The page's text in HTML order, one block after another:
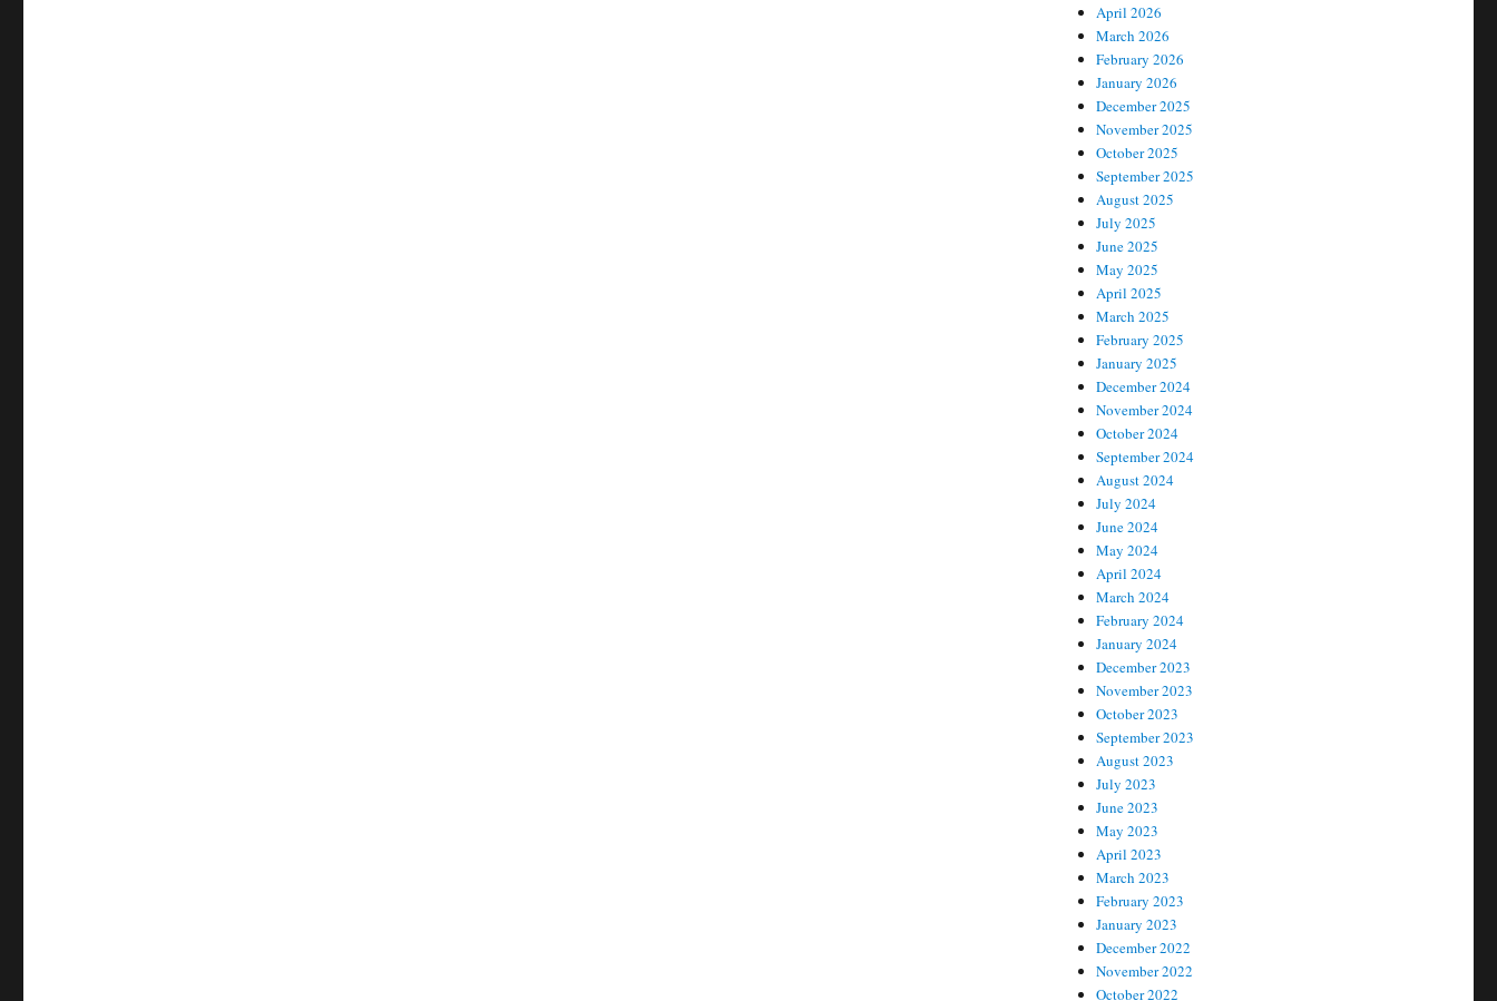
April 2026
March 2026
February 2026
January 2026
December 2025
November 2025
October 2025
September 2025
August 2025
July 2025
June 2025
May 2025
April 2025
March 2025
February 2025
January 2025
December 2024
November 2024
October 2024
September 2024
August 2024
July 2024
June 2024
May 2024
April 2024
March 2024
February 2024
January 2024
December 2023
November 2023
October 2023
September 2023
August 2023
July 2023
June 2023
May 2023
April 2023
March 2023
February 2023
January 2023
December 2022
November 2022
October 2022